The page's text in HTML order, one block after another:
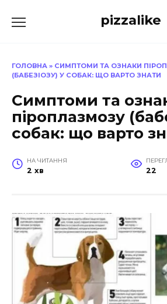
до
pizzalike
ГОЛОВНА » СИМПТОМИ ТА ОЗНАКИ
(БАБЕЗІОЗУ) У СОБАК: ЩО ВАРТО ЗНАТИ
Симптоми та
піроплазмозу
собак: що варто
НА ЧИТАННЯ
2 хв 22